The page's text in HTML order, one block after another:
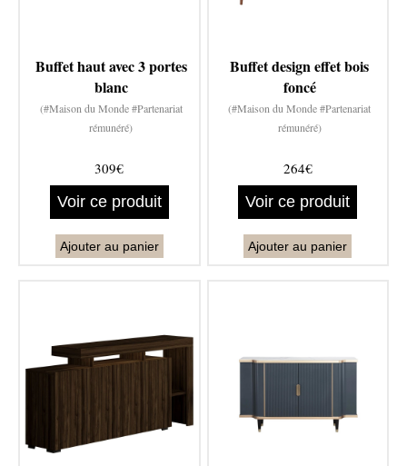
Buffet haut avec 3 portes
blanc
(#Maison du Monde #Partenariat
rémunéré)
309€
Voir ce produit
Ajouter au panier
Buffet design effet bois
foncé
(#Maison du Monde #Partenariat
rémunéré)
264€
Voir ce produit
Ajouter au panier